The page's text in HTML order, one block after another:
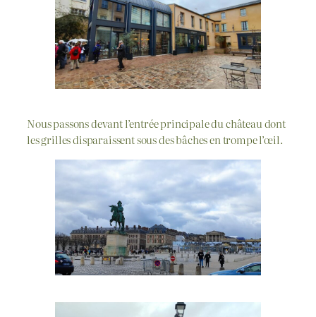
Nous passons devant l’entrée principale du château dont
les grilles disparaissent sous des bâches en trompe l’œil.